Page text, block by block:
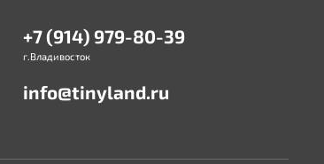
+7 (914) 979-80-39
г.Владивосток
info@tinyland.ru